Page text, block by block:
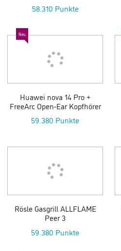
58.310 Punkte
Neu
Huawei nova 14 Pro +
FreeArc Open-Ear Kopfhörer
59.380 Punkte
Rösle Gasgrill ALLFLAME
Peer 3
59.380 Punkte